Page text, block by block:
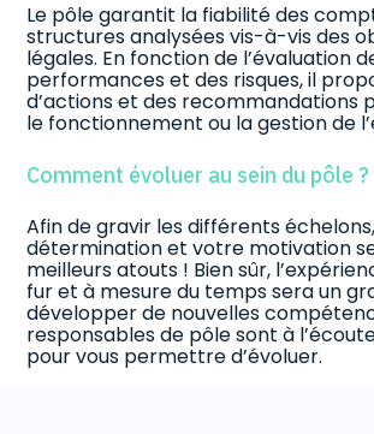
Le pôle garantit la fiabilité des
structures analysées vis-à-vis des
légales. En fonction de l’évaluation
performances et des risques, il
d’actions et des recommandations
le fonctionnement ou la gestion de
Comment évoluer au sein du pôle ?
Afin de gravir les différents
détermination et votre motivation
meilleurs atouts ! Bien sûr,
fur et à mesure du temps sera un
développer de nouvelles
responsables de pôle sont à
pour vous permettre d’évoluer.